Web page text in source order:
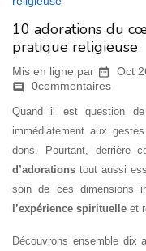
10 adorations du
pratique religieuse
Mis en ligne par  Oct
 0commentaires
Quand il est question de
immédiatement aux
dons. Pourtant, derrière
d’adorations tout aussi
soin de ces dimensions
l’expérience spirituelle et
Découvrons ensemble dix